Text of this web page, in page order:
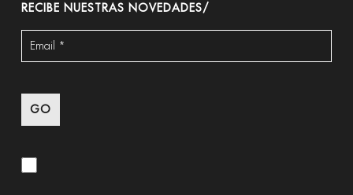
RECIBE NUESTRAS NOVEDADES/